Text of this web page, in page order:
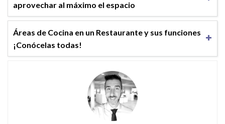
aprovechar al máximo el espacio
Áreas de Cocina en un Restaurante y sus funciones
¡Conócelas todas!